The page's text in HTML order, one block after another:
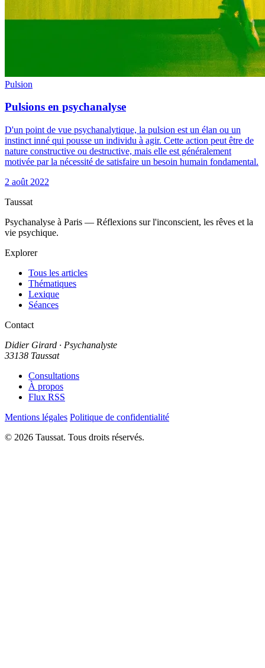
Pulsion
Pulsions en psychanalyse
D'un point de vue psychanalytique, la pulsion est un élan ou un
instinct inné qui pousse un individu à agir. Cette action peut être de
nature constructive ou destructive, mais elle est généralement
motivée par la nécessité de satisfaire un besoin humain fondamental.
2 août 2022
Taussat
Psychanalyse à Paris — Réflexions sur l'inconscient, les rêves et la
vie psychique.
Explorer
Tous les articles
Thématiques
Lexique
Séances
Contact
Didier Girard · Psychanalyste
33138 Taussat
Consultations
À propos
Flux RSS
Mentions légales Politique de confidentialité
© 2026 Taussat. Tous droits réservés.